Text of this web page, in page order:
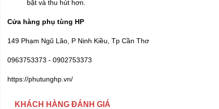
bật và thu hút hơn.
Cửa hàng phụ tùng HP
149 Phạm Ngũ Lão, P Ninh Kiều, Tp Cần Thơ
0963753373 - 0902753373
https://phutunghp.vn/
KHÁCH HÀNG ĐÁNH GIÁ